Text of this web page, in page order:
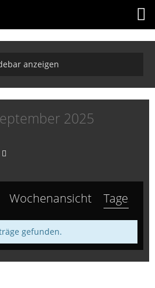
2025
Wochenansicht
gefunden.